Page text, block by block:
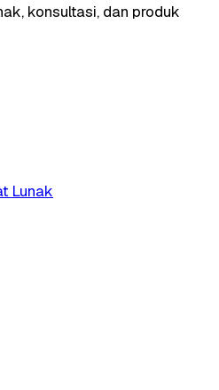
konsultasi, dan produk
Lunak